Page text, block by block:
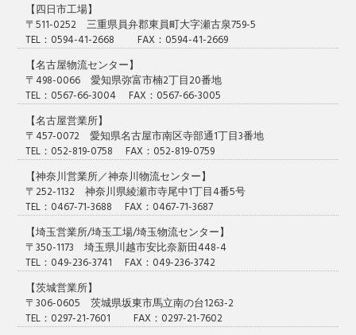
【四日市工場】
〒511-0252 三重県員弁郡東員町大字瀬古泉759-5
TEL：0594-41-2668 FAX：0594-41-2669
【名古屋物流センター】
〒498-0066 愛知県弥富市楠2丁目20番地
TEL：0567-66-3004 FAX：0567-66-3005
【名古屋営業所】
〒457-0072 愛知県名古屋市南区寺部通1丁目3番地
TEL：052-819-0758 FAX：052-819-0759
【神奈川営業所／神奈川物流センター】
〒252-1132 神奈川県綾瀬市寺尾中1丁目4番5号
TEL：0467-71-3688 FAX：0467-71-3687
【埼玉営業所/埼玉工場/埼玉物流センター】
〒350-1173 埼玉県川越市安比奈新田448-4
TEL：049-236-3741 FAX：049-236-3742
【茨城営業所】
〒306-0605 茨城県坂東市馬立南の台1263-2
TEL：0297-21-7601 FAX：0297-21-7602